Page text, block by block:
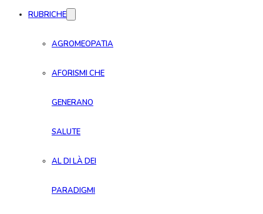
RUBRICHE
AGROMEOPATIA
AFORISMI CHE
GENERANO
SALUTE
AL DI LÀ DEI
PARADIGMI